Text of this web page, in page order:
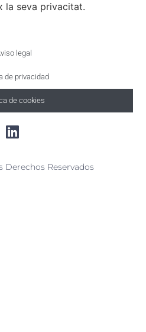
la seva privacitat.
legal
de privacidad
de cookies
Derechos Reservados